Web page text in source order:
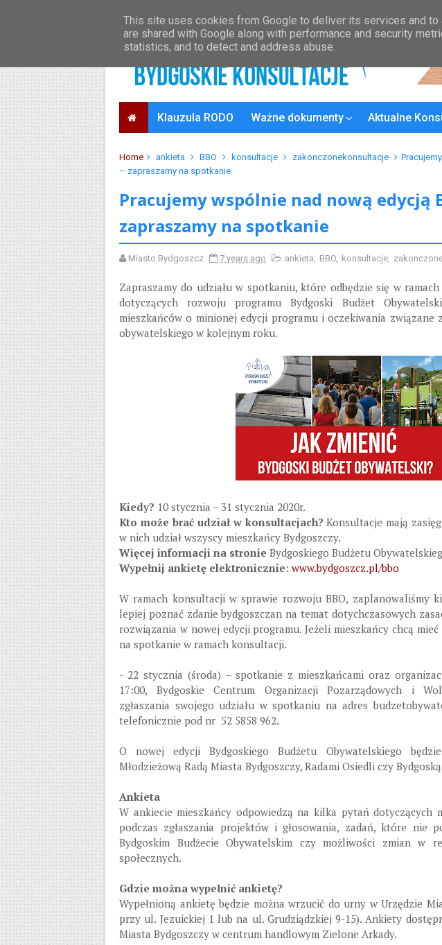
Klauzula RODO Ważne dokumenty Aktualne
Home ankieta BBO konsultacje zakonczonekonsultacje
– zapraszamy na spotkanie
Pracujemy wspólnie nad nową edycją
zapraszamy na spotkanie
Miasto Bydgoszcz 7 years ago ankieta, BBO, konsultacje,
Zapraszamy do udziału w spotkaniu, które odbędzie się w
dotyczących rozwoju programu Bydgoski Budżet
mieszkańców o minionej edycji programu i oczekiwania związane
obywatelskiego w kolejnym roku.
Kiedy? 10 stycznia – 31 stycznia 2020r.
Kto może brać udział w konsultacjach?Konsultacje mają
w nich udział wszyscy mieszkańcy Bydgoszczy.
Więcej informacji na stronie Bydgoskiego Budżetu
Wypełnij ankietę elektronicznie: www.bydgoszcz.pl/bbo
W ramach konsultacji w sprawie rozwoju BBO, zaplanowaliśmy
lepiej poznać zdanie bydgoszczan na temat dotychczasowych
rozwiązania w nowej edycji programu. Jeżeli mieszkańcy chcą
na spotkanie w ramach konsultacji.
- 22 stycznia (środa) – spotkanie z mieszkańcami oraz
17:00, Bydgoskie Centrum Organizacji Pozarządowych i
zgłaszania swojego udziału w spotkaniu na adres
telefonicznie pod nr 52 5858 962.
O nowej edycji Bydgoskiego Budżetu Obywatelskiego
Młodzieżową Radą Miasta Bydgoszczy, Radami Osiedli czy
Ankieta
W ankiecie mieszkańcy odpowiedzą na kilka pytań dotyczących
podczas zgłaszania projektów i głosowania, zadań, które nie
Bydgoskim Budżecie Obywatelskim czy możliwości zmian w
społecznych.
Gdzie można wypełnić ankietę?
Wypełnioną ankietę będzie można wrzucić do urny w Urzędzie
przy ul. Jezuickiej 1 lub na ul. Grudziądzkiej 9-15). Ankiety
Miasta Bydgoszczy w centrum handlowym Zielone Arkady.
This site uses cookies from Google to deliver its services and to
are shared with Google along with performance and security
statistics, and to detect and address abuse.